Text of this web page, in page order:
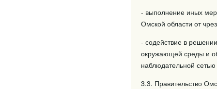
- выполнение иных
Омской области от
- содействие в
окружающей среды и
наблюдательной
3.3. Правительство